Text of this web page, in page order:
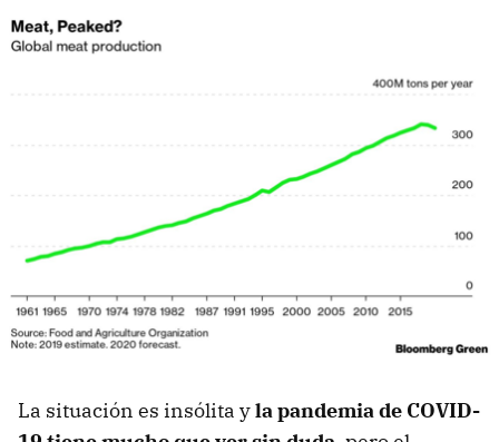
La situación es insólita yla pandemia de COVID-